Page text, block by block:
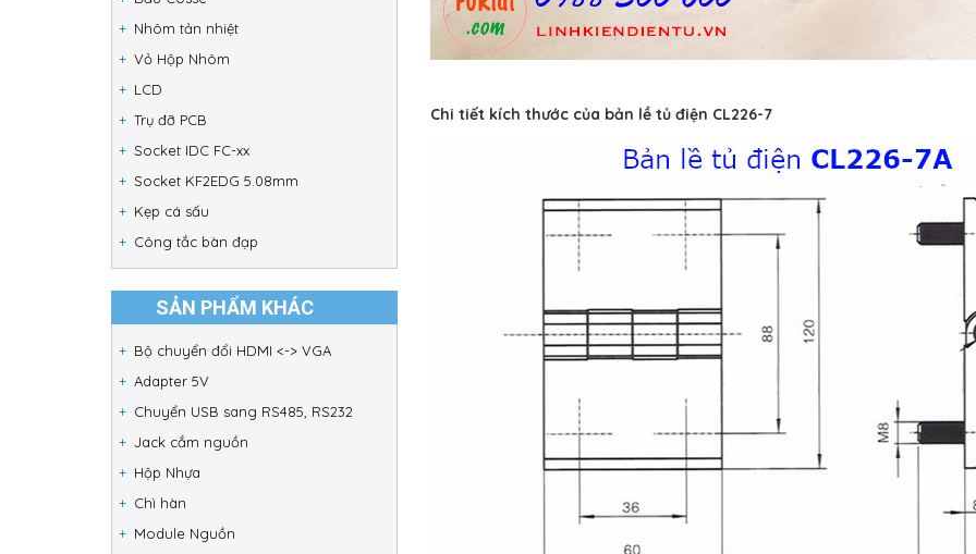
Nhôm tản nhiệt
Vỏ Hộp Nhôm
LCD
Trụ đỡ PCB
Socket IDC FC-xx
Socket KF2EDG 5.08mm
Kẹp cá sấu
Công tắc bàn đạp
SẢN PHẨM KHÁC
Bộ chuyển đổi HDMI <-> VGA
Adapter 5V
Chuyển USB sang RS485, RS232
Jack cắm nguồn
Hộp Nhựa
Chì hàn
Module Nguồn
Chi tiết kích thước của bản lề tủ điện CL226-7